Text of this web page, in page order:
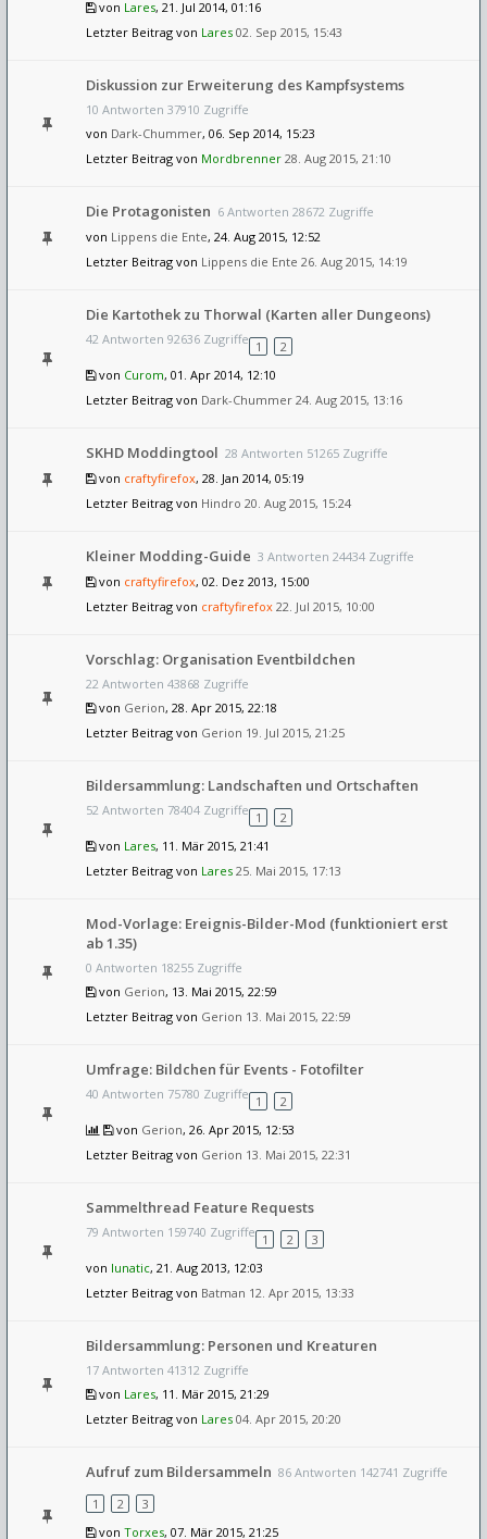
von Lares, 21. Jul 2014, 01:16
Letzter Beitrag von Lares 02. Sep 2015, 15:43
Diskussion zur Erweiterung des Kampfsystems
10 Antworten 37910 Zugriffe
von Dark-Chummer, 06. Sep 2014, 15:23
Letzter Beitrag von Mordbrenner 28. Aug 2015, 21:10
Die Protagonisten 6 Antworten 28672 Zugriffe
von Lippens die Ente, 24. Aug 2015, 12:52
Letzter Beitrag von Lippens die Ente 26. Aug 2015, 14:19
Die Kartothek zu Thorwal (Karten aller Dungeons)
42 Antworten 92636 Zugriffe 1
2
von Curom, 01. Apr 2014, 12:10
Letzter Beitrag von Dark-Chummer 24. Aug 2015, 13:16
SKHD Moddingtool 28 Antworten 51265 Zugriffe
von craftyfirefox, 28. Jan 2014, 05:19
Letzter Beitrag von Hindro 20. Aug 2015, 15:24
Kleiner Modding-Guide 3 Antworten 24434 Zugriffe
von craftyfirefox, 02. Dez 2013, 15:00
Letzter Beitrag von craftyfirefox 22. Jul 2015, 10:00
Vorschlag: Organisation Eventbildchen
22 Antworten 43868 Zugriffe
von Gerion, 28. Apr 2015, 22:18
Letzter Beitrag von Gerion 19. Jul 2015, 21:25
Bildersammlung: Landschaften und Ortschaften
52 Antworten 78404 Zugriffe 1
2
von Lares, 11. Mär 2015, 21:41
Letzter Beitrag von Lares 25. Mai 2015, 17:13
Mod-Vorlage: Ereignis-Bilder-Mod (funktioniert erst
ab 1.35)
0 Antworten 18255 Zugriffe
von Gerion, 13. Mai 2015, 22:59
Letzter Beitrag von Gerion 13. Mai 2015, 22:59
Umfrage: Bildchen für Events - Fotofilter
40 Antworten 75780 Zugriffe 1
2
von Gerion, 26. Apr 2015, 12:53
Letzter Beitrag von Gerion 13. Mai 2015, 22:31
Sammelthread Feature Requests
79 Antworten 159740 Zugriffe 1 2
3
von lunatic, 21. Aug 2013, 12:03
Letzter Beitrag von Batman 12. Apr 2015, 13:33
Bildersammlung: Personen und Kreaturen
17 Antworten 41312 Zugriffe
von Lares, 11. Mär 2015, 21:29
Letzter Beitrag von Lares 04. Apr 2015, 20:20
Aufruf zum Bildersammeln 86 Antworten 142741 Zugriffe
1
2
3
von Torxes, 07. Mär 2015, 21:25